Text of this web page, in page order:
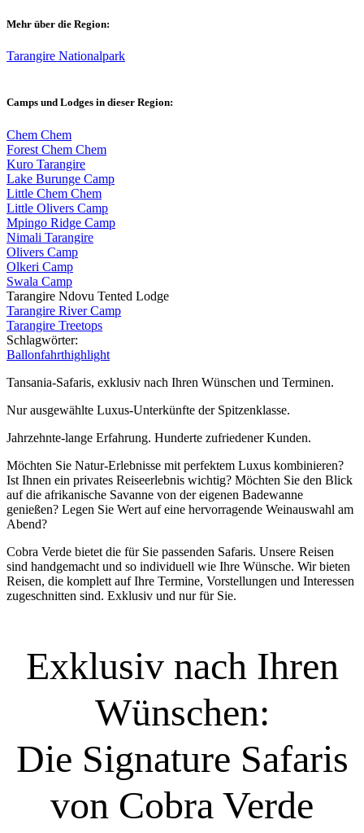
Mehr über die Region:
Tarangire Nationalpark
Camps und Lodges in dieser Region:
Chem Chem
Forest Chem Chem
Kuro Tarangire
Lake Burunge Camp
Little Chem Chem
Little Olivers Camp
Mpingo Ridge Camp
Nimali Tarangire
Olivers Camp
Olkeri Camp
Swala Camp
Tarangire Ndovu Tented Lodge
Tarangire River Camp
Tarangire Treetops
Schlagwörter:
Ballonfahrthighlight
Tansania-Safaris, exklusiv nach Ihren Wünschen und Terminen.
Nur ausgewählte Luxus-Unterkünfte der Spitzenklasse.
Jahrzehnte-lange Erfahrung. Hunderte zufriedener Kunden.
Möchten Sie Natur-Erlebnisse mit perfektem Luxus kombinieren?
Ist Ihnen ein privates Reiseerlebnis wichtig? Möchten Sie den Blick
auf die afrikanische Savanne von der eigenen Badewanne
genießen? Legen Sie Wert auf eine hervorragende Weinauswahl am
Abend?
Cobra Verde bietet die für Sie passenden Safaris. Unsere Reisen
sind handgemacht und so individuell wie Ihre Wünsche. Wir bieten
Reisen, die komplett auf Ihre Termine, Vorstellungen und Interessen
zugeschnitten sind. Exklusiv und nur für Sie.
Exklusiv nach Ihren
Wünschen:
Die Signature Safaris
von Cobra Verde